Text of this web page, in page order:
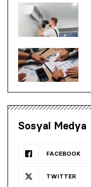
Sosyal Medya
FACEBOOK
TWITTER